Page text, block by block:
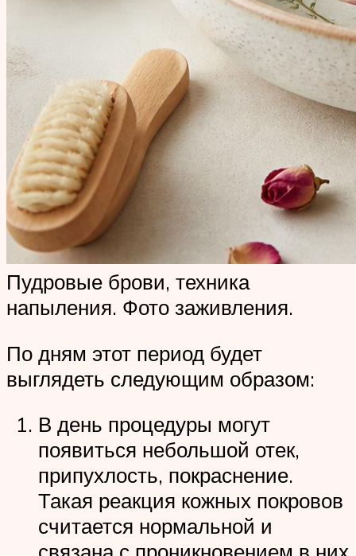
Пудровые брови, техника
напыления. Фото заживления.
По дням этот период будет
выглядеть следующим образом:
В день процедуры могут
появиться небольшой отек,
припухлость, покраснение.
Такая реакция кожных покровов
считается нормальной и